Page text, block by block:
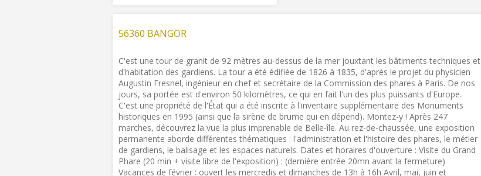
56360 BANGOR
C'est une tour de granit de 92 mètres au-dessus de la mer jouxtant les bâtiments techniques et
d'habitation des gardiens. La tour a été édifiée de 1826 à 1835, d'après le projet du physicien
Augustin Fresnel, ingénieur en chef et secrétaire de la Commission des phares à Paris. De nos
jours, sa portée est d'environ 50 kilomètres, ce qui en fait l'un des plus puissants d'Europe.
C'est une propriété de l'État qui a été inscrite à l'inventaire supplémentaire des Monuments
historiques en 1995 (ainsi que la sirène de brume qui en dépend). Montez-y ! Après 247
marches, découvrez la vue la plus imprenable de Belle-île. Au rez-de-chaussée, une exposition
permanente aborde différentes thématiques : l'administration et l'histoire des phares, le métier
de gardiens, le balisage et les espaces naturels. Dates et horaires d'ouverture : Visite du Grand
Phare (20 min + visite libre de l'exposition) : (dernière entrée 20mn avant la fermeture)
Vacances de février : ouvert les mercredis et dimanches de 13h à 16h Avril, mai, juin et